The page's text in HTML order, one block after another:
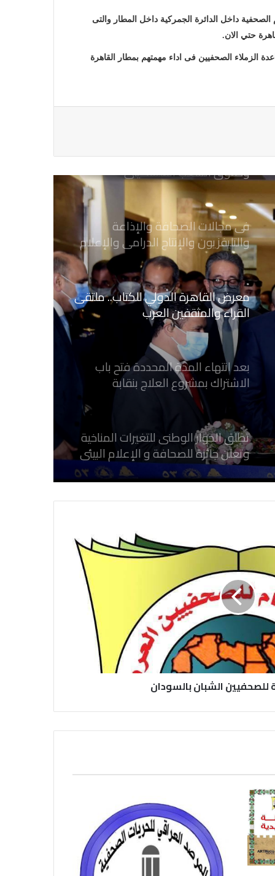
داخل الدائرة الجمركية داخل المطار والتى
حتي الان.
الزملاء الصحفيين فى اداء مهمتهم بمطار القاهرة
رئيس العراق ومجلس الوزراء والنواب
والشخصيات العامة يهنؤن الصحفيين
العراقيين
الفوري عن الزميل الصحفي اسحق
يدعو الى دعم القضية الفلسطينية
وحقوق الشعب الفلسطيني
فى مجالات الصحافة والإذاعة
والتليفزيون والإنتاج الدرامى والإعلام
الرقمي
معرض القاهرة الدولي للكتاب.. ملتقى
القراء والمثقفين العرب
بعد انتهاء المدة المحددة فتح باب
الاشتراك بمشروع العلاج بنقابة
الصحفيين المصريين
تطلق الحوار الوطنى للتغيرات المناخية
وتعلن جائزة للصحافة و الإعلام ‎البيئي
عن التغيرات المناخية
نقابة الصحفيين العراقيين تستقبل طلبة
في احتفالية عيد الصحافة النجفية
بمناسبة مرور ١١٢ عاما على صدور أول
صحيفة (العلم)
في عيد الصحافة العراقية تحية لكل
الصحفيين ولأرواح شهداء الصحافة
رئيس العراق ومجلس الوزراء والنواب
والشخصيات العامة يهنؤن الصحفيين
يطالب السلطات السودانية بالإفراج
الفوري عن الزميل الصحفي اسحق
احمد فضل الله
يدعو الى دعم القضية الفلسطينية
للصحفيين الشبان بالسودان